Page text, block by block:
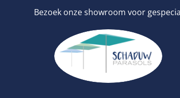
Bezoek onze showroom voor